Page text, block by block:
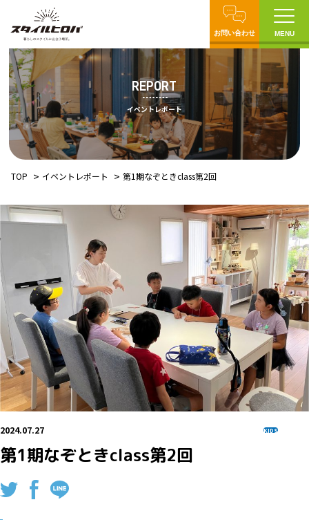
お問い合わせ MENU
REPORT
イベントレポート
TOP イベントレポート 第1期なぞときclass第2回
2024.07.27 KIDS
第1期なぞときclass第2回